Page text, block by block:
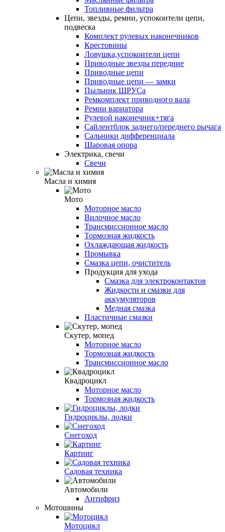
Топливные фильтра
Цепи, звезды, ремни, успокоители цепи,
подвеска
Комплект рулевых наконечников
Крестовины
Ловушка,успокоители цепи
Приводные звезды передние
Приводные цепи
Приводные цепи — замки
Пыльник ШРУСа
Ремкомплект приводного вала
Ремни вариатора
Рулевой наконечник+тяга
Сайлентблок заднего/переднего рычага
Сальники дифференциала
Шаровая опора
Электрика, свечи
Свечи
Масла и химия
Мото
Моторное масло
Вилочное масло
Трансмиссионное масло
Тормозная жидкость
Охлаждающая жидкость
Промывка
Смазка цепи, очиститель
Продукция для ухода
Смазка для электроконтактов
Жидкости и смазки для
аккумуляторов
Медная смазка
Пластичные смазки
Скутер, мопед
Моторное масло
Тормозная жидкость
Трансмиссионное масло
Квадроцикл
Моторное масло
Тормозная жидкость
Гидроциклы, лодки
Снегоход
Картинг
Садовая техника
Автомобили
Антифриз
Мотошины
Мотоцикл